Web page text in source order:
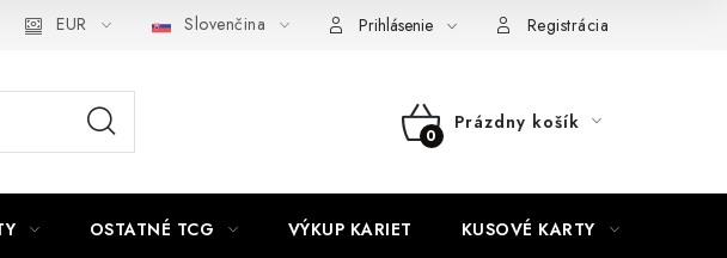
o Cookies Kontakty Doprava a platba Práca v CardEmpire
EUR Slovenčina Prihlásenie Registrácia
NÁKUPNÝ
Prázdny košík
OSTATNÉ TCG VÝKUP KARIET KUSOVÉ KARTY